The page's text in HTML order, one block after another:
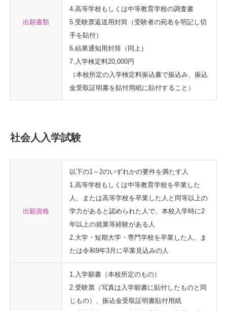
出願書類
4.高等学校もしくは中等教育学校の調査書
5.受験票返送用封筒（受験者の宛名を明記し切
手を貼付）
6.結果通知用封筒（同上）
7.入学検定料20,000円
（本校所定の入学検定料振込書で振込み、振込
金受取証明書を貼付用紙に貼付すること）
社会人入学試験
出願資格
以下の1～2のいずれかの要件を満たす人
1.高等学校もしくは中等教育学校を卒業した
人、または高等学校を卒業した人と同等以上の
学力があると認められた人で、本校入学時に2
年以上の就業等経験がある人
2.大学・短期大学・専門学校を卒業した人、ま
たは令和9年3月に卒業見込みの人
1.入学願書（本校所定のもの）
2.受験票（写真は入学願書に貼付したものと同
じもの）、振込金受取証明書貼付用紙